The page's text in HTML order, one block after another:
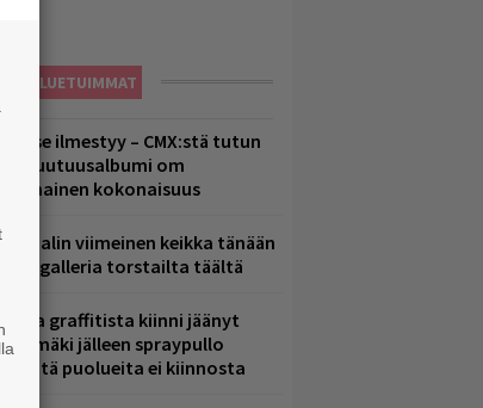
LUETUIMMAT
se ilmestyy – CMX:stä tutun
uutuusalbumi om
kokonaisuus
viimeinen keikka tänään
torstailta täältä
graffitista kiinni jäänyt
jälleen spraypullo
– näitä puolueita ei kiinnosta